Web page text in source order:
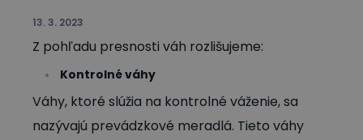
13. 3. 2023
Z pohľadu presnosti váh rozlišujeme:
Kontrolné váhy
Váhy, ktoré slúžia na kontrolné váženie, sa
nazývajú prevádzkové meradlá. Tieto váhy